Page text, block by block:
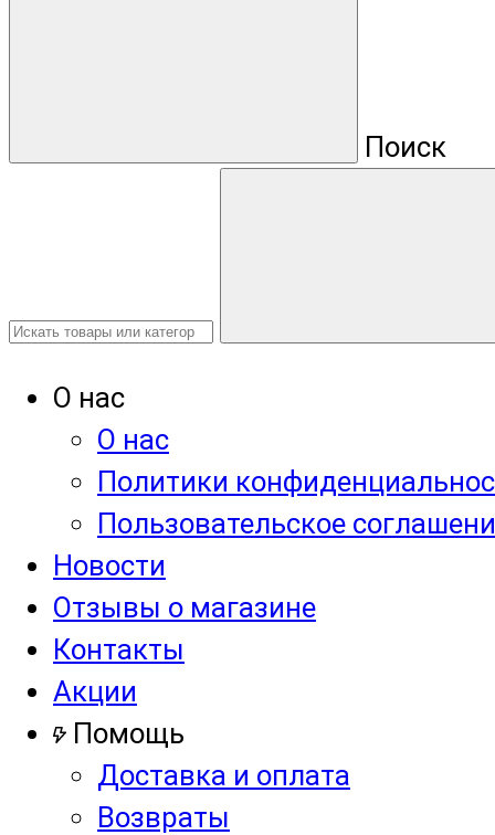
Поиск
О нас
О нас
Политики
Пользовательское
Новости
Отзывы о магазине
Контакты
Акции
Помощь
Доставка и оплата
Возвраты